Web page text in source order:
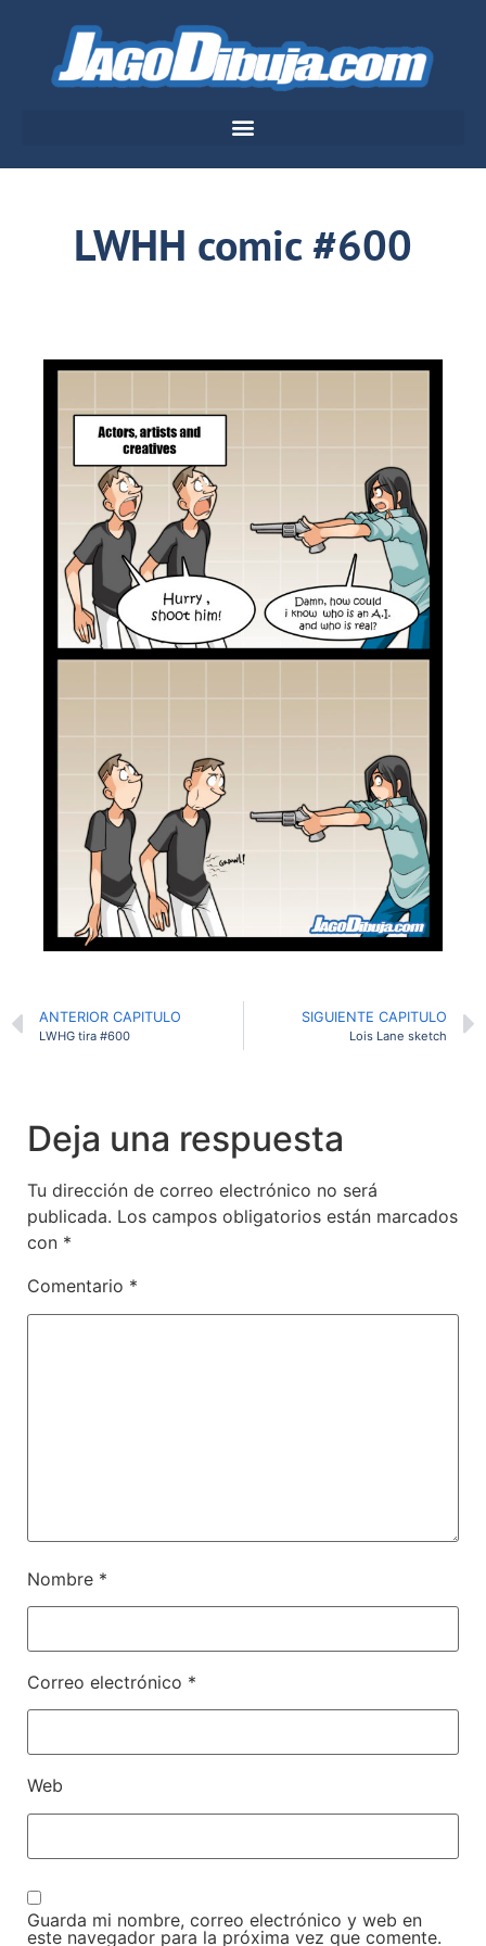
LWHH comic #600
ANTERIOR CAPITULO
LWHG tira #600
SIGUIENTE CAPITULO
Lois Lane sketch
Deja una respuesta
Tu dirección de correo electrónico no será
publicada. Los campos obligatorios están marcados
con *
Comentario *
Nombre *
Correo electrónico *
Web
Guarda mi nombre, correo electrónico y web en
este navegador para la próxima vez que comente.